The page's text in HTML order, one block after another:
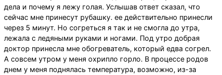
дела и почему я лежу голая. Услышав ответ сказал, что
сейчас мне принесут рубашку. ее действительно принесли
через 5 минут. Но согреться я так и не смогла до утра,
лежала с ледяными руками и ногами. Под утро добрая
доктор принесла мне обогреватель, который едва согрел.
А совсем утром у меня охрипло горло. В процессе родов
днем у меня поднялась температура, возможно, из-за